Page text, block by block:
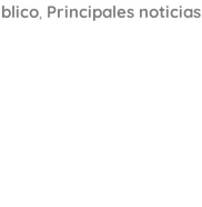
, Principales noticias